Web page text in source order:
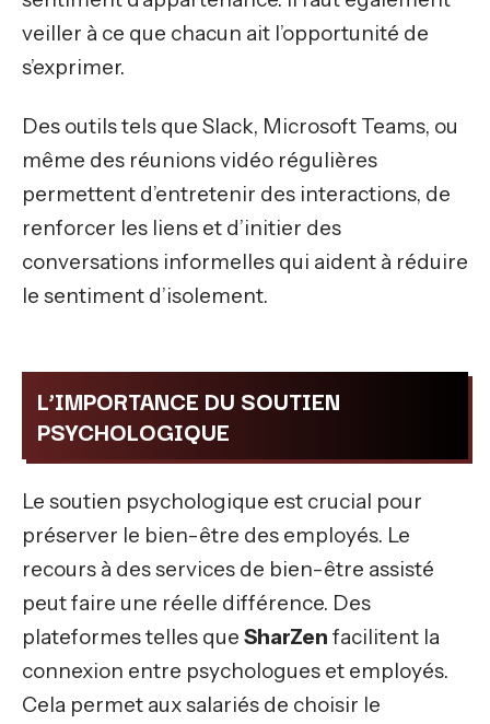
veiller à ce que chacun ait l’opportunité de
s’exprimer.
Des outils tels que Slack, Microsoft Teams, ou
même des réunions vidéo régulières
permettent d’entretenir des interactions, de
renforcer les liens et d’initier des
conversations informelles qui aident à réduire
le sentiment d’isolement.
L’IMPORTANCE DU SOUTIEN
PSYCHOLOGIQUE
Le soutien psychologique est crucial pour
préserver le bien-être des employés. Le
recours à des services de bien-être assisté
peut faire une réelle différence. Des
plateformes telles que SharZen facilitent la
connexion entre psychologues et employés.
Cela permet aux salariés de choisir le